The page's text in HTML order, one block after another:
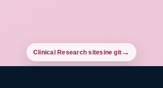
Clinical Research sitesine git